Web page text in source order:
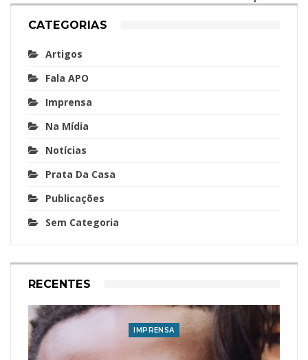
CATEGORIAS
Artigos
Fala APO
Imprensa
Na Mídia
Notícias
Prata Da Casa
Publicações
Sem Categoria
RECENTES
IMPRENSA